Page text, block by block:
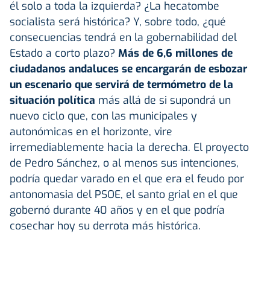
él solo a toda la izquierda? ¿La hecatombe
socialista será histórica? Y, sobre todo, ¿qué
consecuencias tendrá en la gobernabilidad del
Estado a corto plazo? Más de 6,6 millones de
ciudadanos andaluces se encargarán de esbozar
un escenario que servirá de termómetro de la
situación política más allá de si supondrá un
nuevo ciclo que, con las municipales y
autonómicas en el horizonte, vire
irremediablemente hacia la derecha. El proyecto
de Pedro Sánchez, o al menos sus intenciones,
podría quedar varado en el que era el feudo por
antonomasia del PSOE, el santo grial en el que
gobernó durante 40 años y en el que podría
cosechar hoy su derrota más histórica.